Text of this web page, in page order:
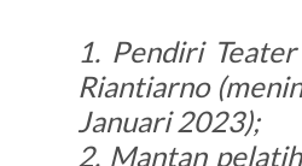
1. Pendiri
Riantiarno
Januari 2023);
2. Mantan